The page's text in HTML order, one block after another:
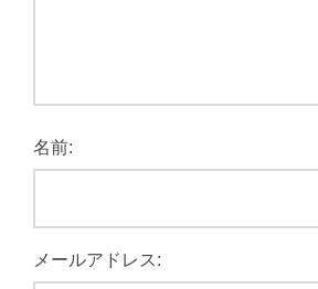
名前:
メールアドレス: